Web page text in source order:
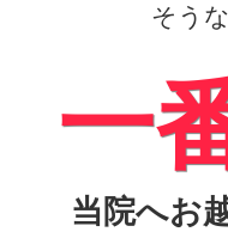
そう
一
当院へお